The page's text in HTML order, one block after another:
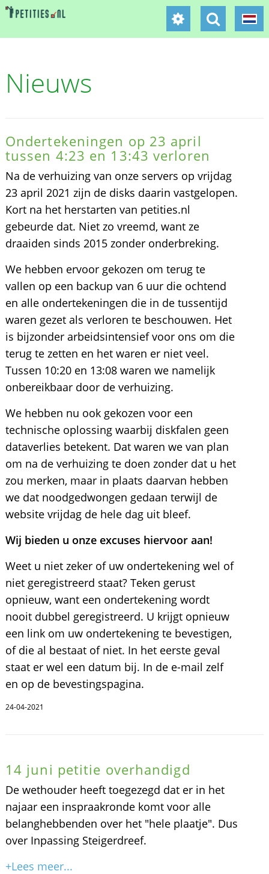
Nieuws
Ondertekeningen op 23 april
tussen 4:23 en 13:43 verloren
Na de verhuizing van onze servers op vrijdag
23 april 2021 zijn de disks daarin vastgelopen.
Kort na het herstarten van petities.nl
gebeurde dat. Niet zo vreemd, want ze
draaiden sinds 2015 zonder onderbreking.
We hebben ervoor gekozen om terug te
vallen op een backup van 6 uur die ochtend
en alle ondertekeningen die in de tussentijd
waren gezet als verloren te beschouwen. Het
is bijzonder arbeidsintensief voor ons om die
terug te zetten en het waren er niet veel.
Tussen 10:20 en 13:08 waren we namelijk
onbereikbaar door de verhuizing.
We hebben nu ook gekozen voor een
technische oplossing waarbij diskfalen geen
dataverlies betekent. Dat waren we van plan
om na de verhuizing te doen zonder dat u het
zou merken, maar in plaats daarvan hebben
we dat noodgedwongen gedaan terwijl de
website vrijdag de hele dag uit bleef.
Wij bieden u onze excuses hiervoor aan!
Weet u niet zeker of uw ondertekening wel of
niet geregistreerd staat? Teken gerust
opnieuw, want een ondertekening wordt
nooit dubbel geregistreerd. U krijgt opnieuw
een link om uw ondertekening te bevestigen,
of die al bestaat of niet. In het eerste geval
staat er wel een datum bij. In de e-mail zelf
en op de bevestingspagina.
24-04-2021
14 juni petitie overhandigd
De wethouder heeft toegezegd dat er in het
najaar een inspraakronde komt voor alle
belanghebbenden over het "hele plaatje". Dus
over Inpassing Steigerdreef.
+Lees meer...